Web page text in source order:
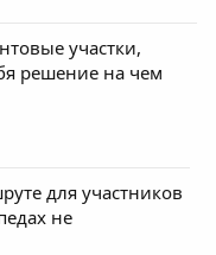
участки,
решение на чем
для участников
не